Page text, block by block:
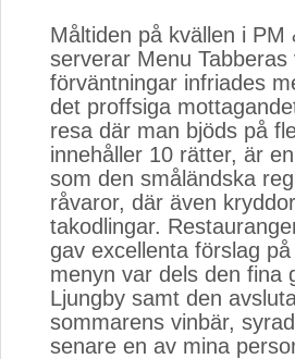
Måltiden på kvällen i
serverar Menu
förväntningar infriades
det proffsiga
resa där man bjöds på
innehåller 10 rätter, är
som den småländska
råvaror, där även
takodlingar.
gav excellenta förslag
menyn var dels den fina
Ljungby samt den
sommarens vinbär,
senare en av mina